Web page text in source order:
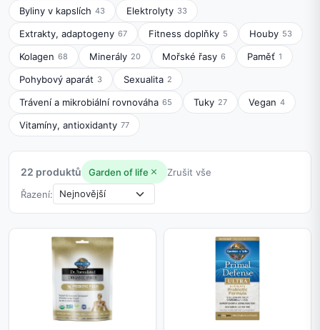
Byliny v kapslích 43 Elektrolyty 33
Extrakty, adaptogeny 67 Fitness doplňky 5 Houby 53
Kolagen 68 Minerály 20 Mořské řasy 6 Paměť 1
Pohybový aparát 3 Sexualita 2
Trávení a mikrobiální rovnováha 65 Tuky 27 Vegan 4
Vitamíny, antioxidanty 77
22 produktů Garden of life
Zrušit vše
Řazení: